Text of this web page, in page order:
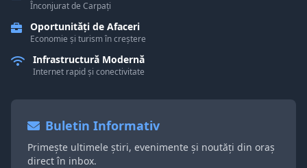
Înconjurat de Carpați
Oportunități de Afaceri
Economie și turism în creștere
Infrastructură Modernă
Internet rapid și conectivitate
Buletin Informativ
Primește ultimele știri, evenimente și noutăți din oraș
direct în inbox.